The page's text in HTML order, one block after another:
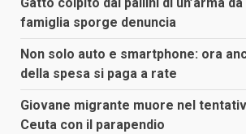
famiglia sporge denuncia
Non solo auto e smartphone: ora
della spesa si paga a rate
Giovane migrante muore nel
Ceuta con il parapendio